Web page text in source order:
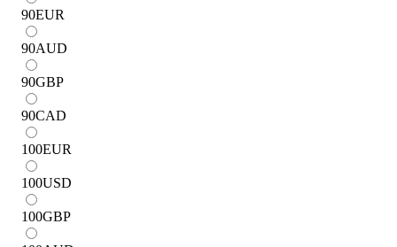
90EUR
90AUD
90GBP
90CAD
100EUR
100USD
100GBP